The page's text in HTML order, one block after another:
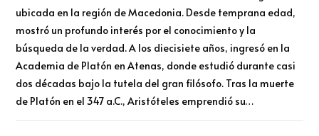
ubicada en la región de Macedonia. Desde temprana edad,
mostró un profundo interés por el conocimiento y la
búsqueda de la verdad. A los diecisiete años, ingresó en la
Academia de Platón en Atenas, donde estudió durante casi
dos décadas bajo la tutela del gran filósofo. Tras la muerte
de Platón en el 347 a.C., Aristóteles emprendió su…